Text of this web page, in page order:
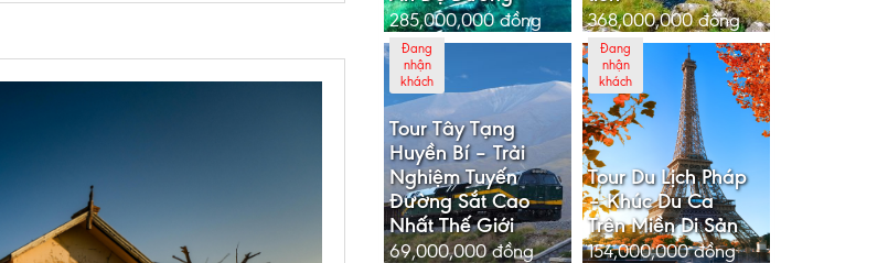
285,000,000đồng 368,000,000đồng
Đang
nhận
khách
Tour Tây Tạng
Huyền Bí – Trải
Nghiệm Tuyến
Đường Sắt Cao
Nhất Thế Giới
69,000,000đồng
Đang
nhận
khách
Tour Du Lịch Pháp
– Khúc Du Ca
Trên Miền Di Sản
154,000,000đồng